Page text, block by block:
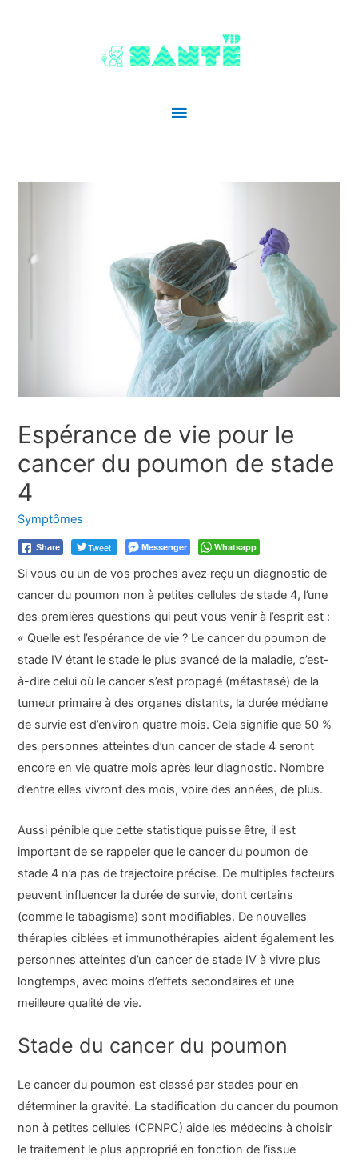
Menu
Espérance de vie pour le
cancer du poumon de stade
4
Symptômes
Share Tweet Messenger Whatsapp
Si vous ou un de vos proches avez reçu un diagnostic de
cancer du poumon non à petites cellules de stade 4, l’une
des premières questions qui peut vous venir à l’esprit est :
« Quelle est l’espérance de vie ? Le cancer du poumon de
stade IV étant le stade le plus avancé de la maladie, c’est-
à-dire celui où le cancer s’est propagé (métastasé) de la
tumeur primaire à des organes distants, la durée médiane
de survie est d’environ quatre mois. Cela signifie que 50 %
des personnes atteintes d’un cancer de stade 4 seront
encore en vie quatre mois après leur diagnostic. Nombre
d’entre elles vivront des mois, voire des années, de plus.
Aussi pénible que cette statistique puisse être, il est
important de se rappeler que le cancer du poumon de
stade 4 n’a pas de trajectoire précise. De multiples facteurs
peuvent influencer la durée de survie, dont certains
(comme le tabagisme) sont modifiables. De nouvelles
thérapies ciblées et immunothérapies aident également les
personnes atteintes d’un cancer de stade IV à vivre plus
longtemps, avec moins d’effets secondaires et une
meilleure qualité de vie.
Stade du cancer du poumon
Le cancer du poumon est classé par stades pour en
déterminer la gravité. La stadification du cancer du poumon
non à petites cellules (CPNPC) aide les médecins à choisir
le traitement le plus approprié en fonction de l’issue